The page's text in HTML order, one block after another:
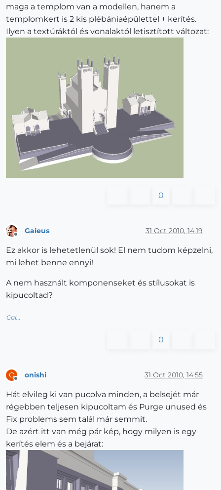
maga a templom van a modellen, hanem a
templomkert is 2 kis plébániaépülettel + kerítés.
Ilyen a textúráktól és vonalaktól letisztított változat:
0
Gaieus 31 Oct 2010, 14:19
Ez akkor is lehetetlenül sok! El nem tudom képzelni,
mi lehet benne ennyi!
A nem használt komponenseket és stílusokat is
kipucoltad?
Gai...
0
O onishi 31 Oct 2010, 14:55
Hát elvileg ki van pucolva minden, a belsejét már
régebben teljesen kipucoltam és Purge unused és
Fix problems sem talál már semmit.
De azért itt van még pár kép, hogy milyen is egy
kerítés elem és a bejárat: